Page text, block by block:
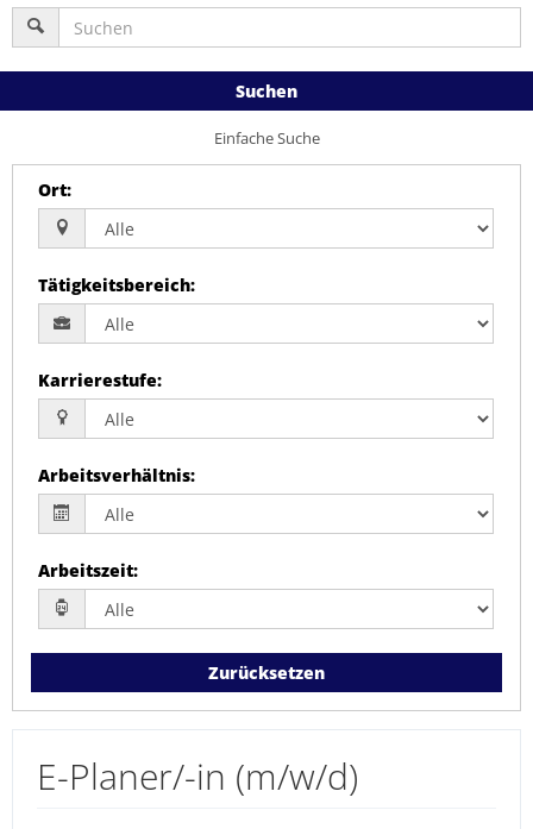
Suchen
Einfache Suche
Ort:
Tätigkeitsbereich:
Karrierestufe:
Arbeitsverhältnis:
Arbeitszeit:
Zurücksetzen
E-Planer/-in (m/w/d)